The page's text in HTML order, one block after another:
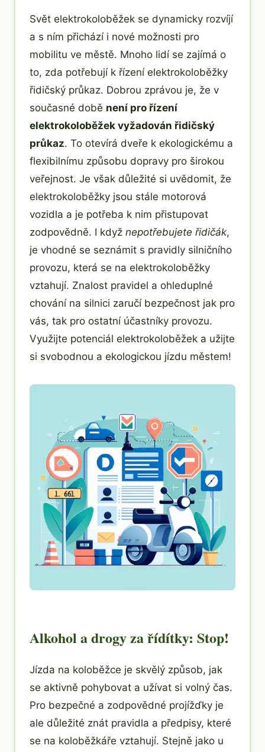
Svět elektrokoloběžek se dynamicky rozvíjí
a s ním přichází i nové možnosti pro
mobilitu ve městě. Mnoho lidí se zajímá o
to, zda potřebují k řízení elektrokoloběžky
řidičský průkaz. Dobrou zprávou je, že v
současné době není pro řízení
elektrokoloběžek vyžadován řidičský
průkaz. To otevírá dveře k ekologickému a
flexibilnímu způsobu dopravy pro širokou
veřejnost. Je však důležité si uvědomit, že
elektrokoloběžky jsou stále motorová
vozidla a je potřeba k nim přistupovat
zodpovědně. I když nepotřebujete řidičák,
je vhodné se seznámit s pravidly silničního
provozu, která se na elektrokoloběžky
vztahují. Znalost pravidel a ohleduplné
chování na silnici zaručí bezpečnost jak pro
vás, tak pro ostatní účastníky provozu.
Využijte potenciál elektrokoloběžek a užijte
si svobodnou a ekologickou jízdu městem!
Alkohol a drogy za řídítky: Stop!
Jízda na koloběžce je skvělý způsob, jak
se aktivně pohybovat a užívat si volný čas.
Pro bezpečné a zodpovědné projížďky je
ale důležité znát pravidla a předpisy, které
se na koloběžkáře vztahují. Stejně jako u